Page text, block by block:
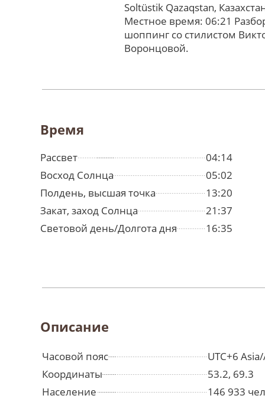
Soltüstik Qazaqstan,
Местное время: 06:21
шоппинг со стилистом
Воронцовой.
Время
Рассвет
04:14
Восход Солнца
05:02
Полдень, высшая точка
13:20
Закат, заход Солнца
21:37
Световой день/Долгота дня
16:35
Описание
Часовой пояс
UTC+6
Координаты
53.2, 69.3
Население
146 933